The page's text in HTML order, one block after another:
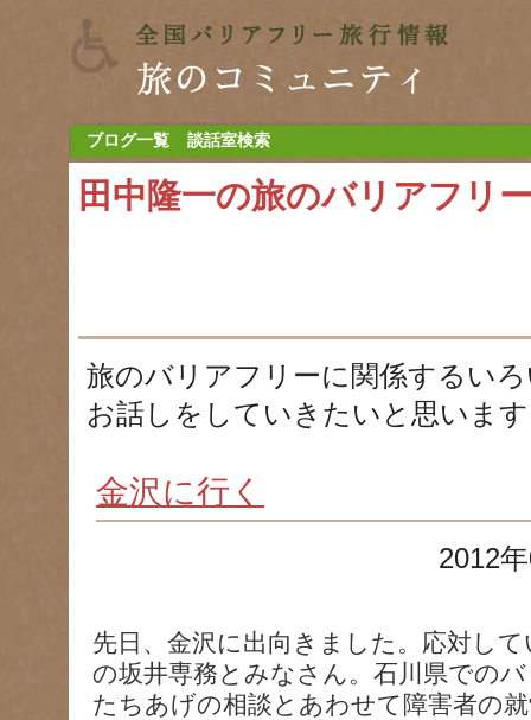
ブログ一覧 談話室検索
田中隆一の旅のバリアフリ
旅のバリアフリーに関係するい
お話しをしていきたいと思いま
金沢に行く
2012
先日、金沢に出向きました。応対し
の坂井専務とみなさん。石川県での
たちあげの相談とあわせて障害者の